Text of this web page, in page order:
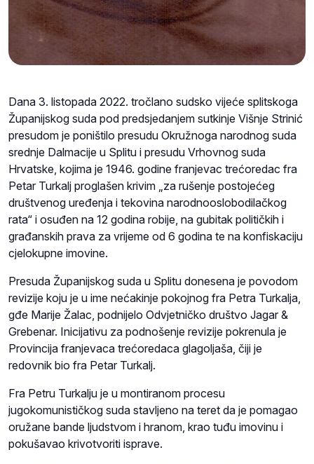
Dana 3. listopada 2022. tročlano sudsko vijeće splitskoga
Županijskog suda pod predsjedanjem sutkinje Višnje Strinić
presudom je poništilo presudu Okružnoga narodnog suda
srednje Dalmacije u Splitu i presudu Vrhovnog suda
Hrvatske, kojima je 1946. godine franjevac trećoredac fra
Petar Turkalj proglašen krivim „za rušenje postojećeg
društvenog uređenja i tekovina narodnooslobodilačkog
rata“ i osuđen na 12 godina robije, na gubitak političkih i
građanskih prava za vrijeme od 6 godina te na konfiskaciju
cjelokupne imovine.
Presuda Županijskog suda u Splitu donesena je povodom
revizije koju je u ime nećakinje pokojnog fra Petra Turkalja,
gđe Marije Žalac, podnijelo Odvjetničko društvo Jagar &
Grebenar. Inicijativu za podnošenje revizije pokrenula je
Provincija franjevaca trećoredaca glagoljaša, čiji je
redovnik bio fra Petar Turkalj.
Fra Petru Turkalju je u montiranom procesu
jugokomunističkog suda stavljeno na teret da je pomagao
oružane bande ljudstvom i hranom, krao tuđu imovinu i
pokušavao krivotvoriti isprave.